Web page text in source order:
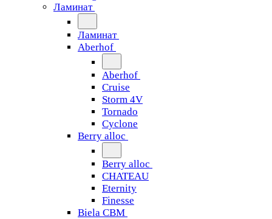
Ламинат
Ламинат
Aberhof
Aberhof
Cruise
Storm 4V
Tornado
Сyclone
Berry alloc
Berry alloc
CHATEAU
Eternity
Finesse
Biela CBM